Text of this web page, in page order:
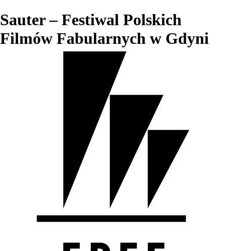
Sauter – Festiwal Polskich
Filmów Fabularnych w Gdyni